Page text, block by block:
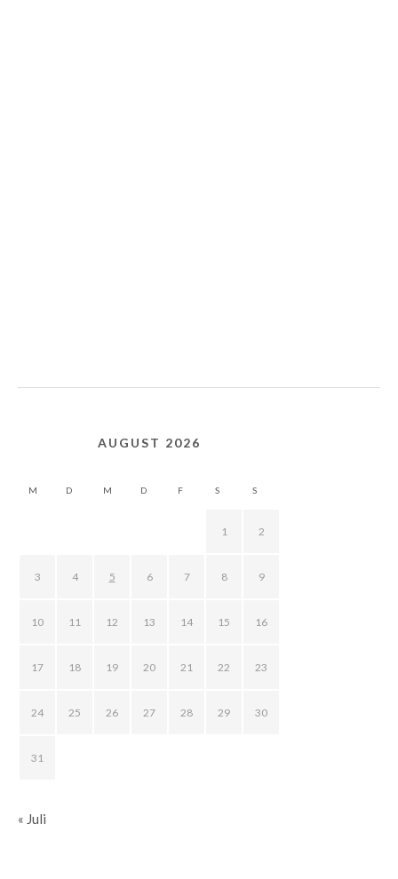
AUGUST 2026
M D M D F S S
1 2
3 4 5 6 7 8 9
10 11 12 13 14 15 16
17 18 19 20 21 22 23
24 25 26 27 28 29 30
31
« Juli